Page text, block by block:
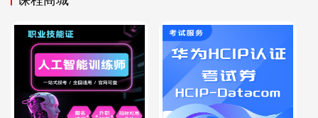
在备考过程中，考生可以通过多种途径来降低费用。例如，他
们可以选择自学，通过网络上的免费资源和学习社群来获取备
考资料和学习支持。此外，他们还可以选择参加一些相对便宜
的培训课程或在线学习平台，以获取更系统的教学和更专业的